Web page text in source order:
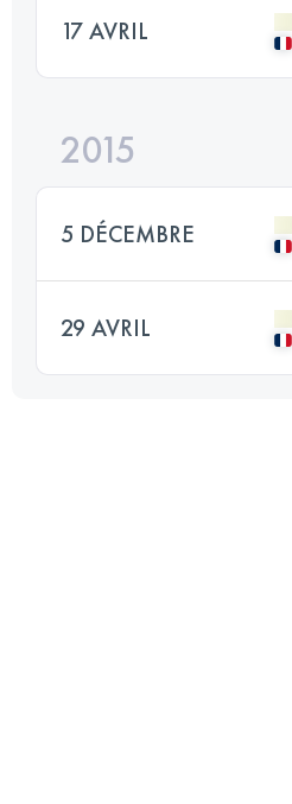
17 AVRIL
2015
5 DÉCEMBRE
29 AVRIL